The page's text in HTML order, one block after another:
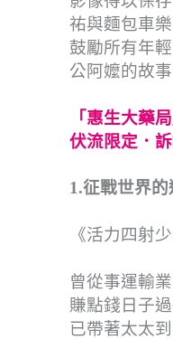
祐與麵包車
鼓勵所有年
公阿嬤的故
「惠生大藥
伏流限定．
1.征戰世界
《活力四射
曾從事運輸
賺點錢日子
已帶著太太